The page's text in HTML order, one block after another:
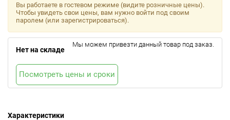
Характеристики
Вы работаете в гостевом режиме (видите розничные цены).
Чтобы увидеть свои цены, вам нужно войти под своим
паролем (или зарегистрироваться).
Нет на складе
Мы можем привезти данный товар под заказ.
Посмотреть цены и сроки